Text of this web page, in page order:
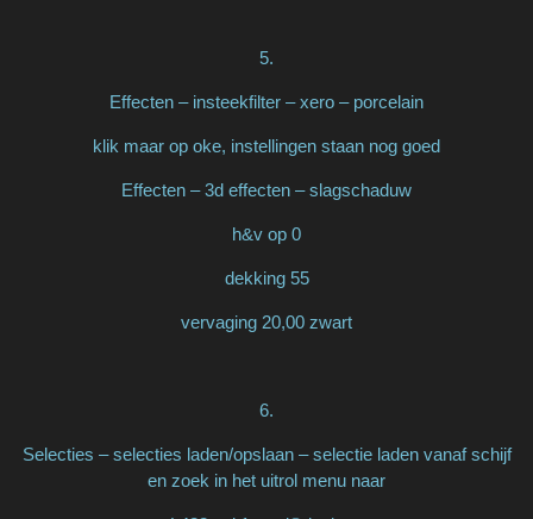
5.
Effecten – insteekfilter – xero – porcelain
klik maar op oke, instellingen staan nog goed
Effecten – 3d effecten – slagschaduw
h&v op 0
dekking 55
vervaging 20,00 zwart
6.
Selecties – selecties laden/opslaan – selectie laden vanaf schijf
en zoek in het uitrol menu naar